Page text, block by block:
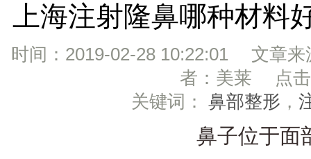
上海注射隆鼻哪种材料
时间：2019-02-28 10:22:01 文章来
者：美莱 点击
关键词： 鼻部整形 ，
鼻子位于面